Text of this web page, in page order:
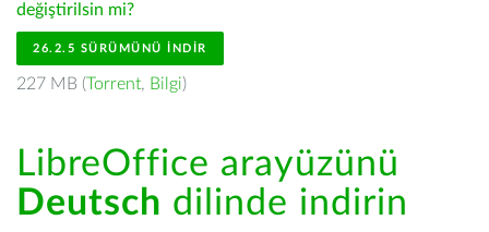
değiştirilsin mi?
26.2.5 SÜRÜMÜNÜ İNDIR
227 MB (Torrent, Bilgi)
LibreOffice arayüzünü
Deutsch dilinde indirin